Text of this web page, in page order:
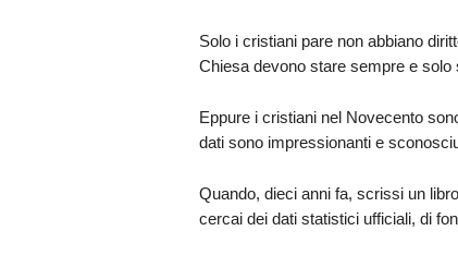
Solo i cristiani pare non abbiano
Chiesa devono stare sempre e
Eppure i cristiani nel Novecento
dati sono impressionanti e
Quando, dieci anni fa, scrissi un
cercai dei dati statistici ufficiali, di